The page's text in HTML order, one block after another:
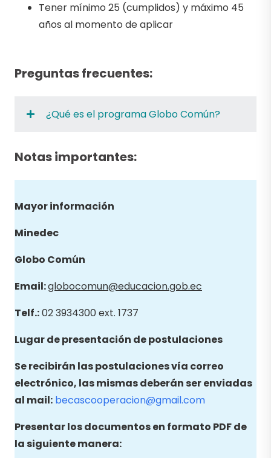
Tener mínimo 25 (cumplidos) y máximo 45
años al momento de aplicar
Preguntas frecuentes:
¿Qué es el programa Globo Común?
Notas importantes:
Mayor información
Minedec
Globo Común
Email:globocomun@educacion.gob.ec
Telf.:02 3934300 ext. 1737
Lugar de presentación de postulaciones
Se recibirán las postulaciones vía correo
electrónico, las mismas deberán ser enviadas
al mail: becascooperacion@gmail.com
Presentar los documentos en formato PDF de
la siguiente manera: